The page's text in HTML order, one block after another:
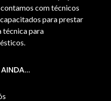
com técnicos
para prestar
técnica para